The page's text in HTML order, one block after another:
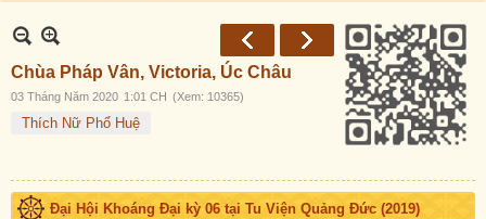
Chùa Pháp Vân, Victoria, Úc Châu
03 Tháng Năm 2020 1:01 CH (Xem: 10365)
Thích Nữ Phổ Huệ
Đại Hội Khoáng Đại kỳ 06 tại Tu Viện Quảng Đức (2019)